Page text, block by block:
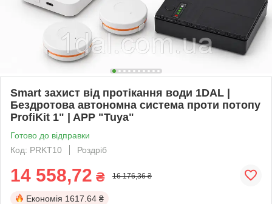
Smart захист від протікання води 1DAL |
Бездротова автономна система проти потопу
ProfiKit 1" | APP "Tuya"
Готово до відправки
Код: PRKT10
Роздріб
14 558,72 ₴ 16 176,36 ₴
Економія 1617.64 ₴